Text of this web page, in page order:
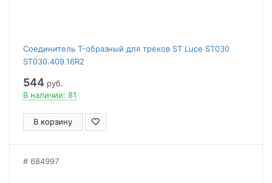
Соединитель T-образный для треков ST Luce ST030
ST030.409.16R2
544 руб.
В наличии: 81
В корзину
684997